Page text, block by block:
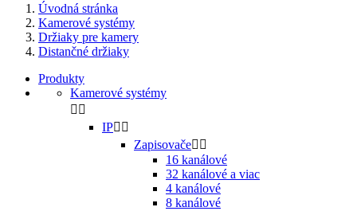
Úvodná stránka
Kamerové systémy
Držiaky pre kamery
Distančné držiaky
Produkty
Kamerové systémy
 
IP 
Zapisovače 
16 kanálové
32 kanálové a viac
4 kanálové
8 kanálové